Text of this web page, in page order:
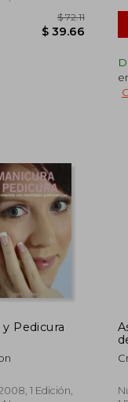
45%
dcto.
Pedicura
1 Edición,